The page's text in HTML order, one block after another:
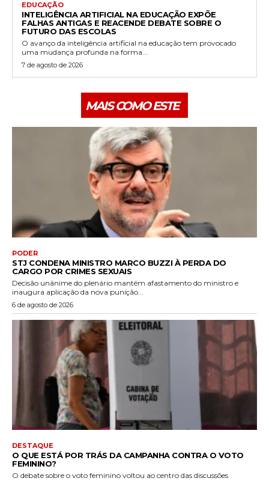
EDUCAÇÃO
INTELIGÊNCIA ARTIFICIAL NA EDUCAÇÃO EXPÕE
FALHAS ANTIGAS E REACENDE DEBATE SOBRE O
FUTURO DAS ESCOLAS
O avanço da inteligência artificial na educação tem provocado
uma mudança profunda na forma...
7 de agosto de 2026
MAIS COMO ESTE
PODER
STJ CONDENA MINISTRO MARCO BUZZI À PERDA DO
CARGO POR CRIMES SEXUAIS
Decisão unânime do plenário mantém afastamento do ministro e
inaugura aplicação da nova punição...
6 de agosto de 2026
DESTAQUE
O QUE ESTÁ POR TRÁS DA CAMPANHA CONTRA O VOTO
FEMININO?
O debate sobre o voto feminino voltou ao centro das discussões